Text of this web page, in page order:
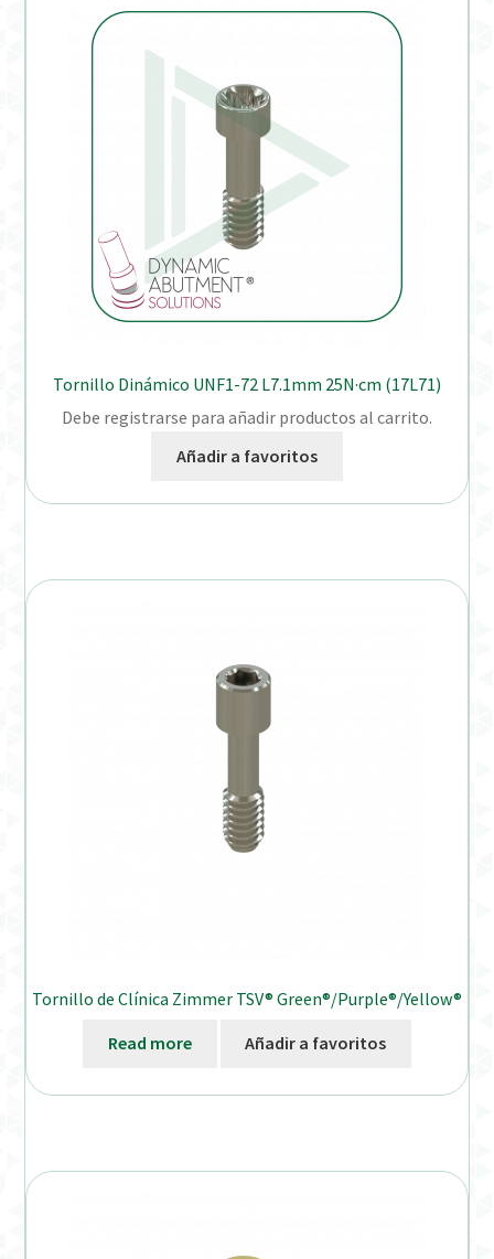
Tornillo Dinámico UNF1-72 L7.1mm 25N·cm (17L71)
Debe registrarse para añadir productos al carrito.
Añadir a favoritos
Tornillo de Clínica Zimmer TSV® Green®/Purple®/Yellow®
Read more Añadir a favoritos